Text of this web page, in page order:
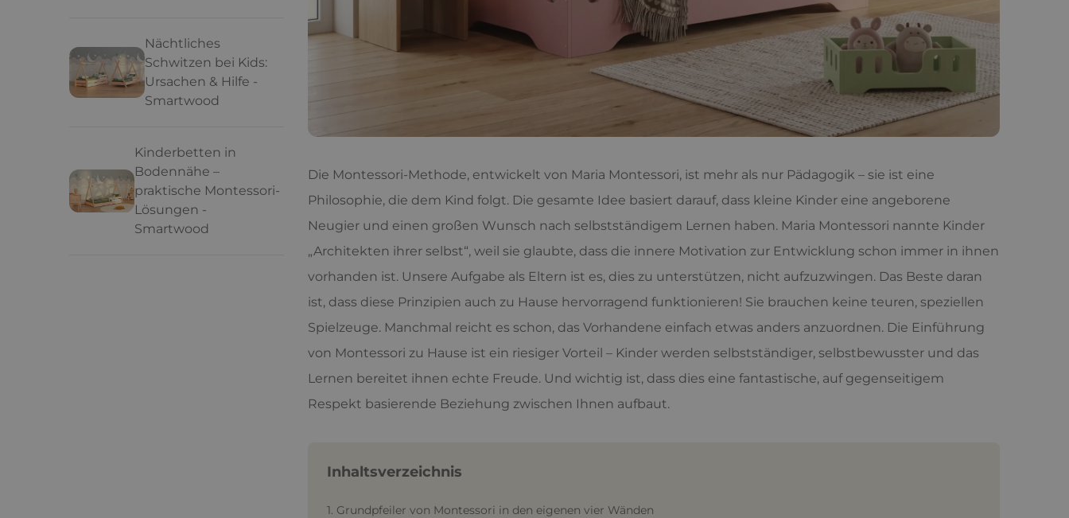
Nächtliches
Schwitzen bei Kids:
Ursachen & Hilfe -
Smartwood
Kinderbetten in
Bodennähe –
praktische Montessori-
Lösungen -
Smartwood
Die Montessori-Methode, entwickelt von Maria Montessori, ist mehr als nur Pädagogik – sie ist eine
Philosophie, die dem Kind folgt. Die gesamte Idee basiert darauf, dass kleine Kinder eine angeborene
Neugier und einen großen Wunsch nach selbstständigem Lernen haben. Maria Montessori nannte Kinder
„Architekten ihrer selbst“, weil sie glaubte, dass die innere Motivation zur Entwicklung schon immer in ihnen
vorhanden ist. Unsere Aufgabe als Eltern ist es, dies zu unterstützen, nicht aufzuzwingen. Das Beste daran
ist, dass diese Prinzipien auch zu Hause hervorragend funktionieren! Sie brauchen keine teuren, speziellen
Spielzeuge. Manchmal reicht es schon, das Vorhandene einfach etwas anders anzuordnen. Die Einführung
von Montessori zu Hause ist ein riesiger Vorteil – Kinder werden selbstständiger, selbstbewusster und das
Lernen bereitet ihnen echte Freude. Und wichtig ist, dass dies eine fantastische, auf gegenseitigem
Respekt basierende Beziehung zwischen Ihnen aufbaut.
Inhaltsverzeichnis
1. Grundpfeiler von Montessori in den eigenen vier Wänden